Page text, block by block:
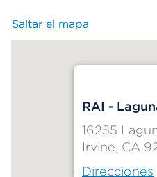
Saltar el mapa
RAI -
16255
Irvine, CA
Direcciones